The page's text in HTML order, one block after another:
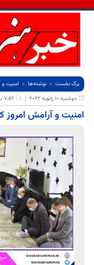
برگ نخست نوشته‌ها
امنیت
دوشنبه 10 ژانویه 2022
7:59 ب.ظ
امنیت و آرامش